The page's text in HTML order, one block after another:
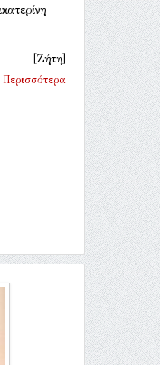
[Ζήτη]
Περισσότερα